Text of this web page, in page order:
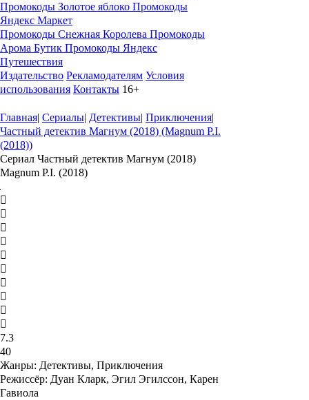
Промокоды Золотое яблоко Промокоды
Яндекс Маркет
Промокоды Снежная Королева Промокоды
Арома Бутик Промокоды Яндекс
Путешествия
Издательство Рекламодателям Условия
использования Контакты 16+
Главная| Сериалы| Детективы| Приключения|
Частный детектив Магнум (2018) (Magnum P.I.
(2018))
Сериал Частный детектив Магнум (2018)
Magnum P.I. (2018)
7.3
40
Жанры: Детективы, Приключения
Режиссёр: Дуан Кларк, Эгил Эгилссон, Карен
Гавиола